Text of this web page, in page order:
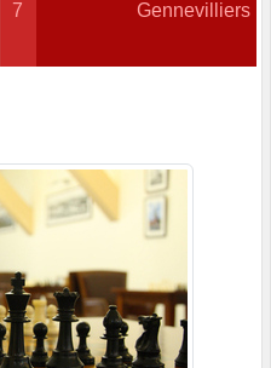
7 Gennevilliers